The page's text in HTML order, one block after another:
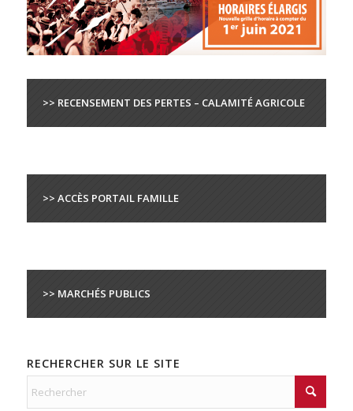
>> RECENSEMENT DES PERTES – CALAMITÉ AGRICOLE
>> ACCÈS PORTAIL FAMILLE
>> MARCHÉS PUBLICS
RECHERCHER SUR LE SITE